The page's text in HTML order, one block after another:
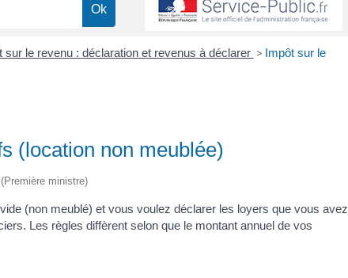
sur le revenu : déclaration et revenus à déclarer > Impôt sur le
(location non meublée)
ministre)
(non meublé) et vous voulez déclarer les loyers que vous avez
Les règles diffèrent selon que le montant annuel de vos